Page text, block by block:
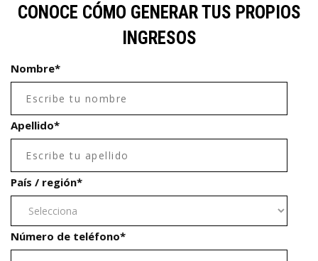
CONOCE CÓMO GENERAR TUS PROPIOS
INGRESOS
Nombre*
Apellido*
País / región*
Número de teléfono*